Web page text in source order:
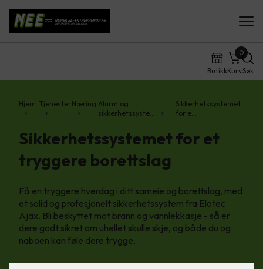
ButikkKurv
0
Søk
Hjem TjenesterNæring Alarm og
sikkerhetssyste…
Sikkerhetssystemet
for e…
Sikkerhetssystemet for et
tryggere borettslag
Få en tryggere hverdag i ditt sameie og borettslag, med
et solid og profesjonelt sikkerhetssystem fra Elotec
Ajax. Bli beskyttet mot brann og vannlekkasje - så er
dere godt sikret om uhellet skulle skje, og både du og
naboen kan føle dere trygge.